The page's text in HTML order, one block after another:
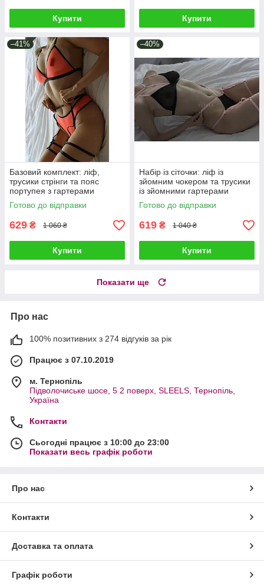
Купити Купити
–41%
Базовий комплект: ліф,
трусики стрінги та пояс
портупея з гартерами
Готово до відправки
629 ₴ 1 060 ₴
Купити
–40%
Набір із сіточки: ліф із
зйомним чокером та трусики
із зйомними гартерами
Готово до відправки
619 ₴ 1 040 ₴
Купити
Показати ще
Про нас
100% позитивних з 274 відгуків за рік
Працює з 07.10.2019
м. Тернопіль
Підволочиське шосе, 5 2 поверх, SLEELS, Тернопіль,
Україна
Контакти
Сьогодні працює з 10:00 до 23:00
Показати весь графік роботи
Про нас
Контакти
Доставка та оплата
Графік роботи